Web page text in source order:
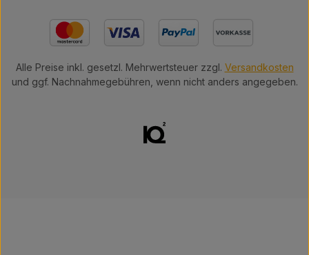
Alle Preise inkl. gesetzl. Mehrwertsteuer zzgl. Versandkosten
und ggf. Nachnahmegebühren, wenn nicht anders angegeben.